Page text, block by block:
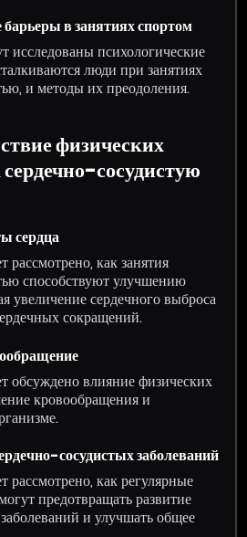
в занятиях спортом
исследованы психологические
люди при занятиях
и методы их преодоления.
физических
сосудистую
сердца
рассмотрено, как занятия
способствуют улучшению
увеличение сердечного выброса
сокращений.
обсуждено влияние физических
кровообращения и
сосудистых заболеваний
рассмотрено, как регулярные
предотвращать развитие
и улучшать общее